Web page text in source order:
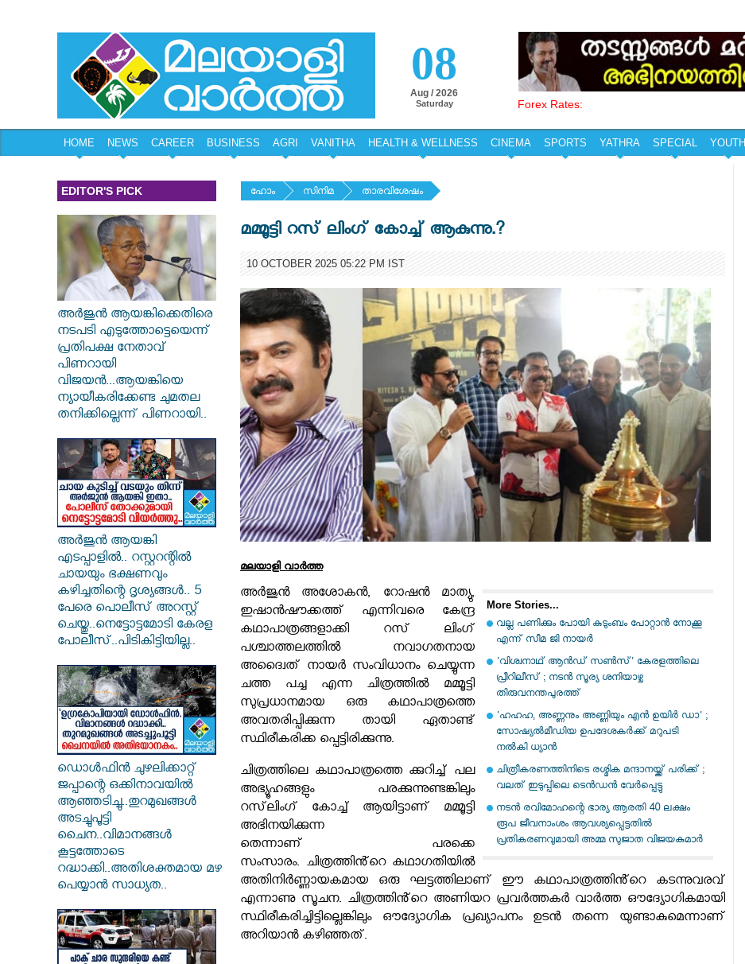
08
Aug / 2026
Saturday Forex Rates:
HOME NEWS CAREER BUSINESS AGRI VANITHA HEALTH & WELLNESS CINEMA SPORTS YATHRA SPECIAL YOUTH
EDITOR'S PICK
അർജുൻ ആയങ്കിക്കെതിരെ
നടപടി എടുത്തോട്ടെയെന്ന്
പ്രതിപക്ഷ നേതാവ്
പിണറായി
വിജയൻ...ആയങ്കിയെ
ന്യായീകരിക്കേണ്ട ചുമതല
തനിക്കില്ലെന്ന് പിണറായി..
അർജുൻ ആയങ്കി
എടപ്പാളിൽ.. റസ്റ്ററന്റിൽ
ചായയും ഭക്ഷണവും
കഴിച്ചതിന്റെ ദൃശ്യങ്ങൾ.. 5
പേരെ പൊലീസ് അറസ്റ്റ്
ചെയ്തു..നെട്ടോട്ടമോടി കേരള
പോലീസ്..പിടികിട്ടിയില്ല..
ഡൊൾഫിൻ ചുഴലിക്കാറ്റ്
ജപ്പാന്റെ ഒക്കിനാവയിൽ
ആഞ്ഞടിച്ചു..തുറമുഖങ്ങൾ
അടച്ചുപൂട്ടി
ചൈന..വിമാനങ്ങൾ
കൂട്ടത്തോടെ
റദ്ധാക്കി..അതിശക്തമായ മഴ
പെയ്യാൻ സാധ്യത..
ഹോം സിനിമ താരവിശേഷം
മമ്മൂട്ടി റസ് ലിംഗ് കോച്ച് ആകുന്നു.?
10 OCTOBER 2025 05:22 PM IST
മലയാളി വാര്‍ത്ത
More Stories...
വല്ല പണിക്കും പോയി കുടുംബം പോറ്റാന്‍ നോക്കൂ
എന്ന് സീമ ജി നായര്‍
'വിശ്വനാഥ് ആന്‍ഡ് സണ്‍സ്' കേരളത്തിലെ
പ്രീറിലീസ് ; നടന്‍ സൂര്യ ശനിയാഴ്ച
തിരുവനന്തപുരത്ത്
'ഹഹഹ, അണ്ണനും അണ്ണിയും എന്‍ ഉയിര്‍ ഡാ' ;
സോഷ്യല്‍മീഡിയ ഉപദേശകര്‍ക്ക് മറുപടി
നല്‍കി ധ്യാന്‍
ചിത്രീകരണത്തിനിടെ രശ്മിക മന്ദാനയ്ക്ക് പരിക്ക് ;
വലത് ഇടുപ്പിലെ ടെന്‍ഡന്‍ വേര്‍പ്പെട്ടു
നടന്‍ രവിമോഹന്റെ ഭാര്യ ആരതി 40 ലക്ഷം
രൂപ ജീവനാംശം ആവശ്യപ്പെട്ടതില്‍
പ്രതികരണവുമായി അമ്മ സുജാത വിജയകുമാര്‍
അർജുൻ അശോകൻ, റോഷൻ മാത്യു,
ഇഷാൻഷൗക്കത്ത് എന്നിവരെ കേന്ദ്ര
കഥാപാത്രങ്ങളാക്കി റസ് ലിംഗ്
പശ്ചാത്തലത്തിൽ നവാഗതനായ
അദ്വൈത് നായർ സംവിധാനം ചെയ്യുന്ന
ചത്ത പച്ച എന്ന ചിത്രത്തിൽ മമ്മൂട്ടി
സുപ്രധാനമായ ഒരു കഥാപാത്രത്തെ
അവതരിപ്പിക്കുന്ന തായി ഏതാണ്ട്
സ്ഥിരീകരിക്ക പ്പെട്ടിരിക്കുന്നു.
ചിത്രത്തിലെ കഥാപാത്രത്തെ ക്കുറിച്ച് പല
അഭ്യൂഹങ്ങളും പരക്കുന്നുണ്ടങ്കിലും
റസ്‌ലിംഗ് കോച്ച് ആയിട്ടാണ് മമ്മൂട്ടി
അഭിനയിക്കുന്ന
തെന്നാണ് പരക്കെ
സംസാരം. ചിത്രത്തിൻ്റെ കഥാഗതിയിൽ
അതിനിർണ്ണായകമായ ഒരു ഘട്ടത്തിലാണ് ഈ കഥാപാത്രത്തിൻ്റെ കടന്നുവരവ്
എന്നാണു സൂചന. ചിത്രത്തിൻ്റെ അണിയറ പ്രവർത്തകർ വാർത്ത ഔദ്യോഗികമായി
സ്ഥിരീകരിച്ചിട്ടില്ലെങ്കിലും ഔദ്യോഗിക പ്രഖ്യാപനം ഉടൻ തന്നെ യുണ്ടാകുമെന്നാണ്
അറിയാൻ കഴിഞ്ഞത്.